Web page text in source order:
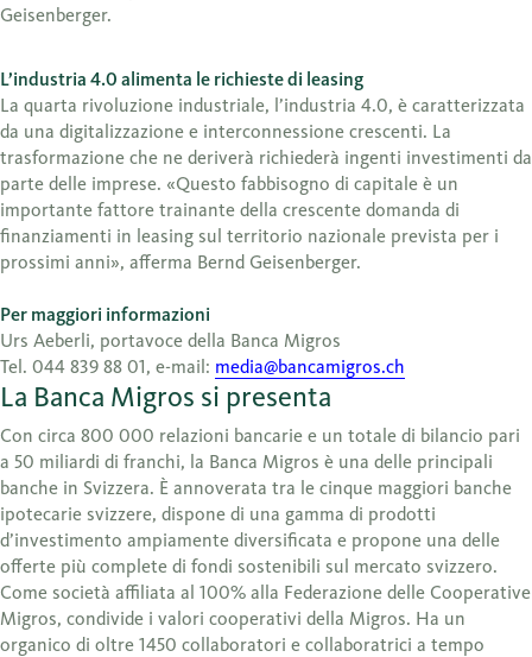
Geisenberger.
L’industria 4.0 alimenta le richieste di leasing
La quarta rivoluzione industriale, l’industria 4.0, è caratterizzata
da una digitalizzazione e interconnessione crescenti. La
trasformazione che ne deriverà richiederà ingenti investimenti da
parte delle imprese. «Questo fabbisogno di capitale è un
importante fattore trainante della crescente domanda di
finanziamenti in leasing sul territorio nazionale prevista per i
prossimi anni», afferma Bernd Geisenberger.
Per maggiori informazioni
Urs Aeberli, portavoce della Banca Migros
Tel. 044 839 88 01, e-mail: media@bancamigros.ch
La Banca Migros si presenta
Con circa 800 000 relazioni bancarie e un totale di bilancio pari
a 50 miliardi di franchi, la Banca Migros è una delle principali
banche in Svizzera. È annoverata tra le cinque maggiori banche
ipotecarie svizzere, dispone di una gamma di prodotti
d’investimento ampiamente diversificata e propone una delle
offerte più complete di fondi sostenibili sul mercato svizzero.
Come società affiliata al 100% alla Federazione delle Cooperative
Migros, condivide i valori cooperativi della Migros. Ha un
organico di oltre 1450 collaboratori e collaboratrici a tempo